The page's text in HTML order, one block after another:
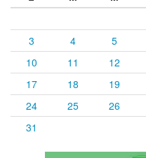
3
4 5
10
11 12
17
18 19
24
25 26
31